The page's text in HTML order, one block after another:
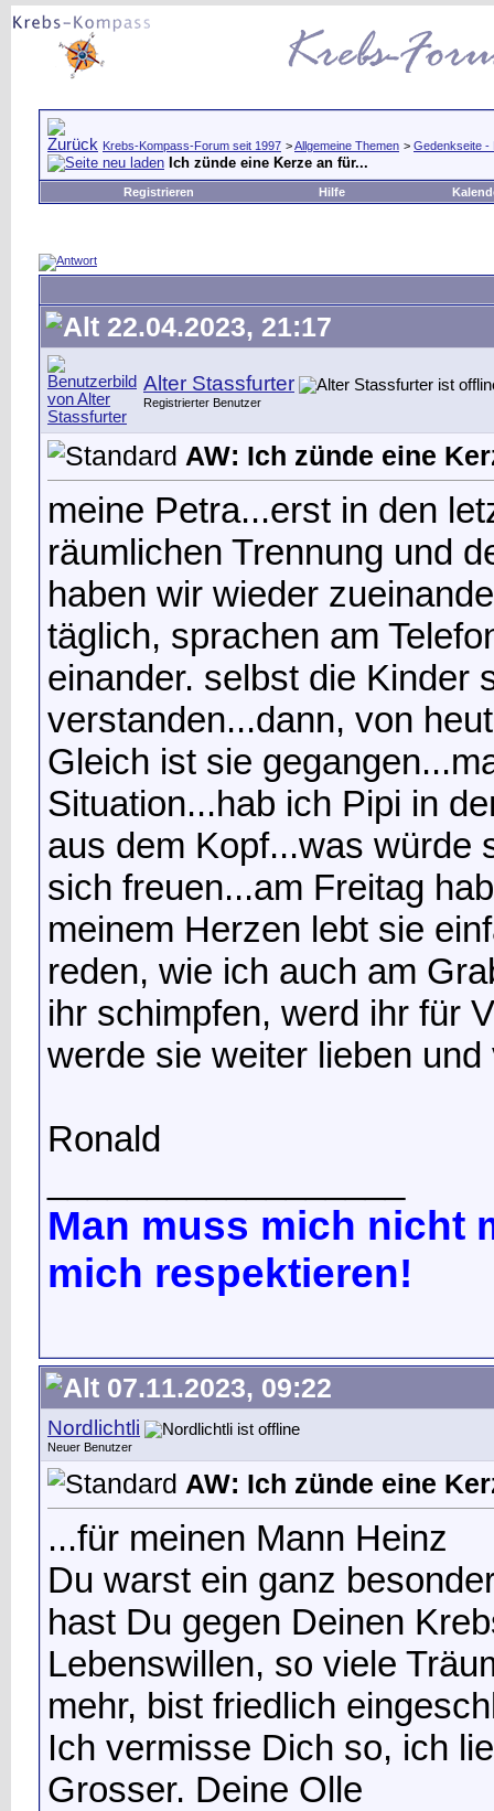
Krebs-Kompass-Forum seit 1997 >Allgemeine Themen > Gedenkseite -
Ich zünde eine Kerze an für...
Registrieren Hilfe
22.04.2023, 21:17
Alter Stassfurter
Registrierter Benutzer
AW: Ich zünde eine
meine Petra...erst in den
räumlichen Trennung und
haben wir wieder
täglich, sprachen am
einander. selbst die Kinder
verstanden...dann, von
Gleich ist sie
Situation...hab ich Pipi in
aus dem Kopf...was würde
sich freuen...am Freitag
meinem Herzen lebt sie
reden, wie ich auch am
ihr schimpfen, werd ihr für
werde sie weiter lieben
Ronald
Man muss mich nicht
mich respektieren!
07.11.2023, 09:22
Nordlichtli
Neuer Benutzer
AW: Ich zünde eine
...für meinen Mann Heinz
Du warst ein ganz
hast Du gegen Deinen
Lebenswillen, so viele
mehr, bist friedlich
Ich vermisse Dich so, ich
Grosser. Deine Olle